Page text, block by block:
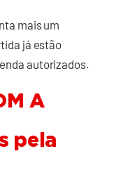
mais um
já estão
autorizados.
A
pela